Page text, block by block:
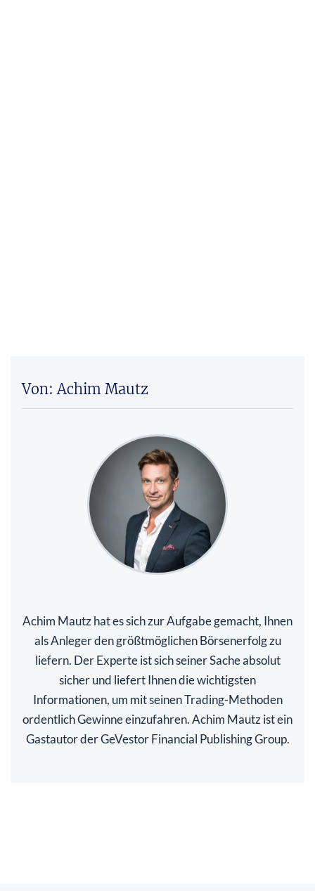
Von: Achim Mautz
Achim Mautz hat es sich zur Aufgabe gemacht, Ihnen
als Anleger den größtmöglichen Börsenerfolg zu
liefern. Der Experte ist sich seiner Sache absolut
sicher und liefert Ihnen die wichtigsten
Informationen, um mit seinen Trading-Methoden
ordentlich Gewinne einzufahren. Achim Mautz ist ein
Gastautor der GeVestor Financial Publishing Group.